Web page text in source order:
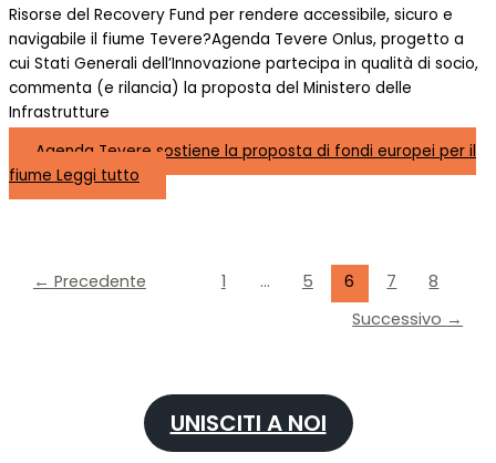
Risorse del Recovery Fund per rendere accessibile, sicuro e
navigabile il fiume Tevere?Agenda Tevere Onlus, progetto a
cui Stati Generali dell’Innovazione partecipa in qualità di socio,
commenta (e rilancia) la proposta del Ministero delle
Infrastrutture
Agenda Tevere sostiene la proposta di fondi europei per il
fiume Leggi tutto
← Precedente 1 … 5 6 7
8
Successivo →
UNISCITI A NOI